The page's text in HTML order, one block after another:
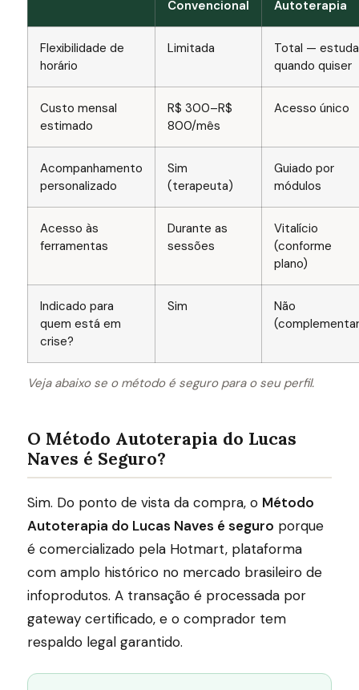
Convencional Autoterapia
Flexibilidade de
horário
Limitada
Total — estuda
quando quiser
Custo mensal
estimado
R$ 300–R$
800/mês
Acesso único
Acompanhamento
personalizado
Sim
(terapeuta)
Guiado por
módulos
Acesso às
ferramentas
Durante as
sessões
Vitalício
(conforme
plano)
Indicado para
quem está em
crise?
Sim
Não
Veja abaixo se o método é seguro para o seu perfil.
O Método Autoterapia do Lucas
Naves é Seguro?
Sim. Do ponto de vista da compra, o Método
Autoterapia do Lucas Naves é seguro porque
é comercializado pela Hotmart, plataforma
com amplo histórico no mercado brasileiro de
infoprodutos. A transação é processada por
gateway certificado, e o comprador tem
respaldo legal garantido.